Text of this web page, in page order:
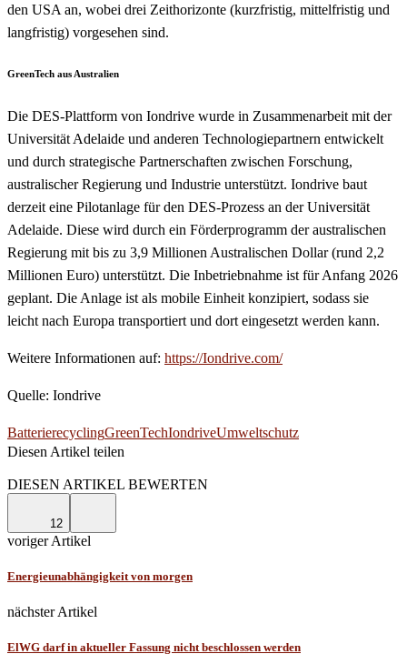
den USA an, wobei drei Zeithorizonte (kurzfristig, mittelfristig und
langfristig) vorgesehen sind.
GreenTech aus Australien
Die DES-Plattform von Iondrive wurde in Zusammenarbeit mit der
Universität Adelaide und anderen Technologiepartnern entwickelt
und durch strategische Partnerschaften zwischen Forschung,
australischer Regierung und Industrie unterstützt. Iondrive baut
derzeit eine Pilotanlage für den DES-Prozess an der Universität
Adelaide. Diese wird durch ein Förderprogramm der australischen
Regierung mit bis zu 3,9 Millionen Australischen Dollar (rund 2,2
Millionen Euro) unterstützt. Die Inbetriebnahme ist für Anfang 2026
geplant. Die Anlage ist als mobile Einheit konzipiert, sodass sie
leicht nach Europa transportiert und dort eingesetzt werden kann.
Weitere Informationen auf: https://Iondrive.com/
Quelle: Iondrive
BatterierecyclingGreenTechIondriveUmweltschutz
Diesen Artikel teilen
DIESEN ARTIKEL BEWERTEN
12
voriger Artikel
Energieunabhängigkeit von morgen
nächster Artikel
ElWG darf in aktueller Fassung nicht beschlossen werden